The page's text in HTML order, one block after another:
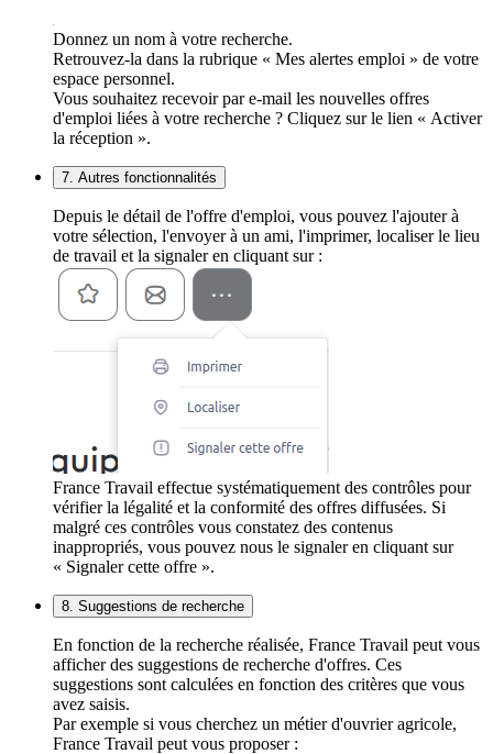
Donnez un nom à votre recherche.
Retrouvez-la dans la rubrique « Mes alertes emploi » de votre
espace personnel.
Vous souhaitez recevoir par e-mail les nouvelles offres
d'emploi liées à votre recherche ? Cliquez sur le lien « Activer
la réception ».
7. Autres fonctionnalités
Depuis le détail de l'offre d'emploi, vous pouvez l'ajouter à
votre sélection, l'envoyer à un ami, l'imprimer, localiser le lieu
de travail et la signaler en cliquant sur :
France Travail effectue systématiquement des contrôles pour
vérifier la légalité et la conformité des offres diffusées. Si
malgré ces contrôles vous constatez des contenus
inappropriés, vous pouvez nous le signaler en cliquant sur
« Signaler cette offre ».
8. Suggestions de recherche
En fonction de la recherche réalisée, France Travail peut vous
afficher des suggestions de recherche d'offres. Ces
suggestions sont calculées en fonction des critères que vous
avez saisis.
Par exemple si vous cherchez un métier d'ouvrier agricole,
France Travail peut vous proposer :